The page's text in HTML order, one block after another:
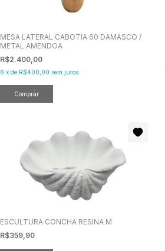
MESA LATERAL CABOTIA 60 DAMASCO /
METAL AMENDOA
R$2.400,00
6 x de R$400,00 sem juros
ESCULTURA CONCHA RESINA M
R$359,90